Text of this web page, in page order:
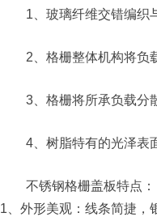
1、玻璃纤维交错编织
2、格栅整体机构将负
3、格栅将所承负载分
4、树脂特有的光泽表
不锈钢格栅盖板特点：
1、外形美观：线条简捷，